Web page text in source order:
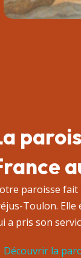
paroisse fait
Toulon.
a pris son
Découvrir la